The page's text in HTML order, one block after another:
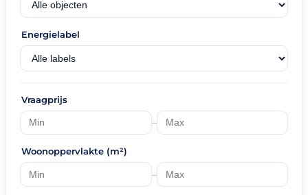
Energielabel
Vraagprijs
–
Woonoppervlakte (m²)
–